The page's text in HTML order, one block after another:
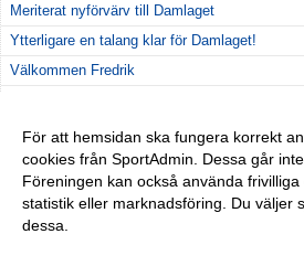
Meriterat nyförvärv till Damlaget
Ytterligare en talang klar för Damlaget!
Välkommen Fredrik
Ung lovande talang klar för Damlaget
Välkommen Anders
Division 1 nästa!!!
För att hemsidan ska fungera korrekt
cookies från SportAdmin. Dessa går
Föreningen kan också använda
statistik eller marknadsföring. Du väljer
dessa.